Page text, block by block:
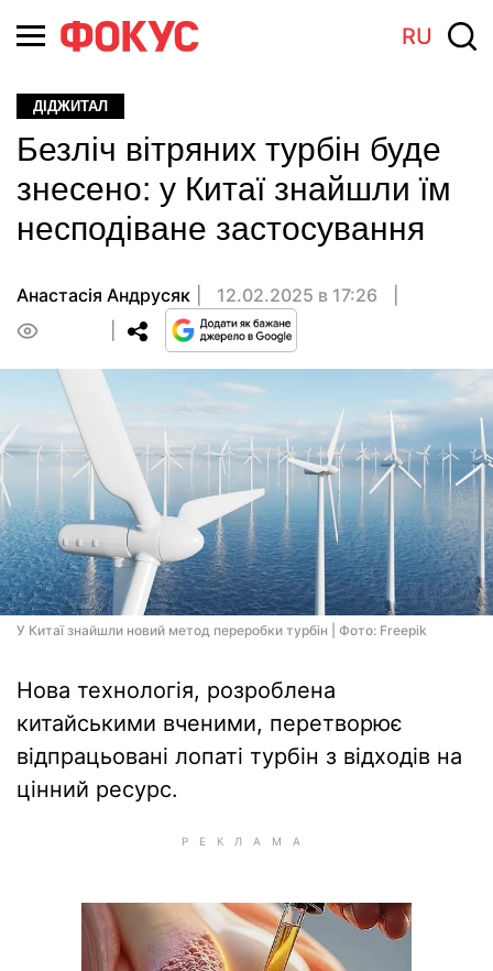
RU
ДІДЖИТАЛ
Безліч вітряних турбін буде
знесено: у Китаї знайшли їм
несподіване застосування
Анастасiя Андрусяк
12.02.2025 в 17:26
У Китаї знайшли новий метод переробки турбін | Фото: Freepik
Нова технологія, розроблена
китайськими вченими, перетворює
відпрацьовані лопаті турбін з відходів на
цінний ресурс.